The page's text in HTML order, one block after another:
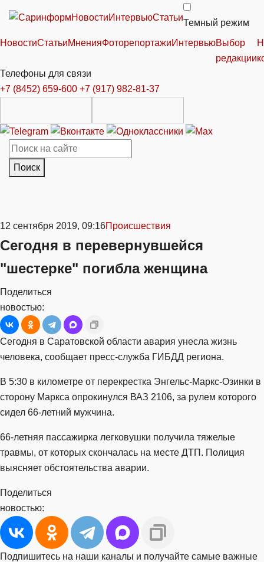
НовостиИнтервьюСтатьи
Темный режим
НовостиСтатьиМненияФоторепортажиИнтервьюВыбор
редакции
Телефоны для связи
+7 (8452) 659-600 +7 (917) 982-81-37
Поиск
12 сентября 2019, 09:16Происшествия
Сегодня в перевернувшейся
"шестерке" погибла женщина
Поделиться
новостью:
Сегодня в Саратовской области авария унесла жизнь
человека, сообщает пресс-служба ГИБДД региона.
В 5:30 в километре от перекрестка Энгельс-Маркс-Озинки в
сторону Маркса опрокинулся ВАЗ 2106, за рулем которого
сидел 66‬-летний мужчина.
66-летняя пассажирка легковушки получила тяжелые
травмы, от которых скончалась на месте ДТП. Полиция
выясняет обстоятельства аварии.
Поделиться
новостью:
Подпишитесь на наши каналы и получайте самые важные